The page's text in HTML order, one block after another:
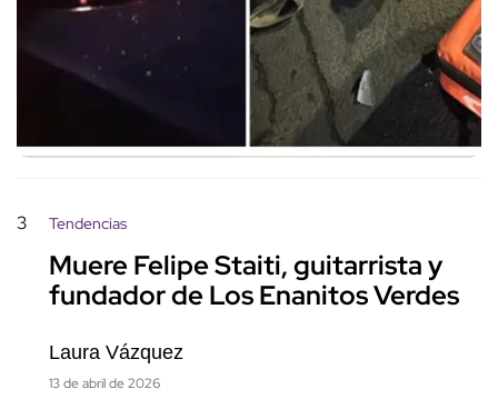
3 Tendencias
Muere Felipe Staiti, guitarrista y
fundador de Los Enanitos Verdes
Laura Vázquez
13 de abril de 2026